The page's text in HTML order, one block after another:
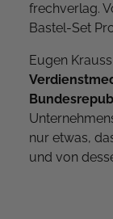
frechverlag.
Bastel-Set
Eugen
nur etwas,
und von